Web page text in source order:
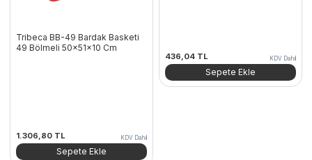
Tribeca BB-49 Bardak Basketi
49 Bölmeli 50x51x10 Cm
1.306,80 TL KDV Dahil
Sepete Ekle
436,04 TL KDV Dahil
Sepete Ekle